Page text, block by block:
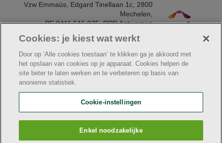
Vzw Emmaüs, Edgard Tinellaan 1c, 2800
Mechelen​,
BE 0411 515 075, RPR Antwerpen
© Klavier
Algemene aankoopvoorwaarden vzw Emmaüs
Cookie verklaring
Facturatiegegevens voor leveranciers
Webtoegankelijkheidsverklaring
Klavier maakt deel uit van
Maatschappelijke zetel Edgard Tinellaan 1c, 2800
Cookies: je kiest wat werkt
Door op ‘Alle cookies toestaan’ te klikken ga je akkoord met
het opslaan van cookies op je apparaat. Cookies helpen de
site beter te laten werken en te verbeteren op basis van
anonieme statistiek.
Cookie-instellingen
Enkel noodzakelijke